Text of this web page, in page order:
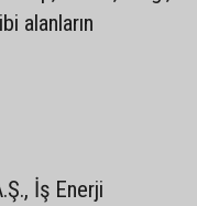
alanların
İş Enerji